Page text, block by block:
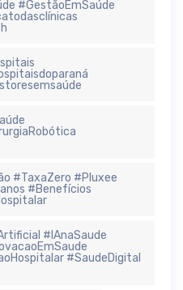
#GestãoEmSaúde
#TaxaZero #Pluxee
#Benefícios
#IAnaSaude
#SaudeDigital